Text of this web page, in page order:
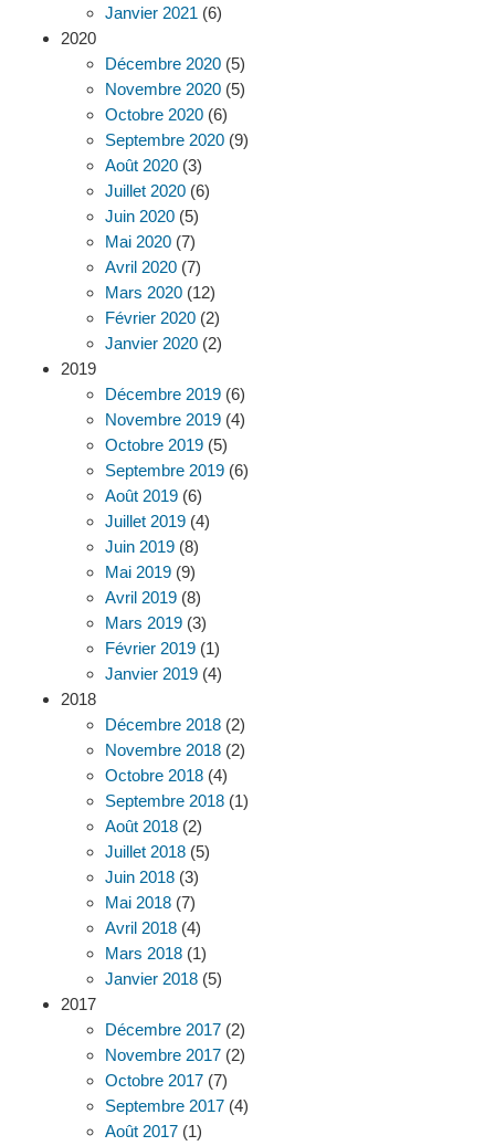
Janvier 2021 (6)
2020
Décembre 2020 (5)
Novembre 2020 (5)
Octobre 2020 (6)
Septembre 2020 (9)
Août 2020 (3)
Juillet 2020 (6)
Juin 2020 (5)
Mai 2020 (7)
Avril 2020 (7)
Mars 2020 (12)
Février 2020 (2)
Janvier 2020 (2)
2019
Décembre 2019 (6)
Novembre 2019 (4)
Octobre 2019 (5)
Septembre 2019 (6)
Août 2019 (6)
Juillet 2019 (4)
Juin 2019 (8)
Mai 2019 (9)
Avril 2019 (8)
Mars 2019 (3)
Février 2019 (1)
Janvier 2019 (4)
2018
Décembre 2018 (2)
Novembre 2018 (2)
Octobre 2018 (4)
Septembre 2018 (1)
Août 2018 (2)
Juillet 2018 (5)
Juin 2018 (3)
Mai 2018 (7)
Avril 2018 (4)
Mars 2018 (1)
Janvier 2018 (5)
2017
Décembre 2017 (2)
Novembre 2017 (2)
Octobre 2017 (7)
Septembre 2017 (4)
Août 2017 (1)